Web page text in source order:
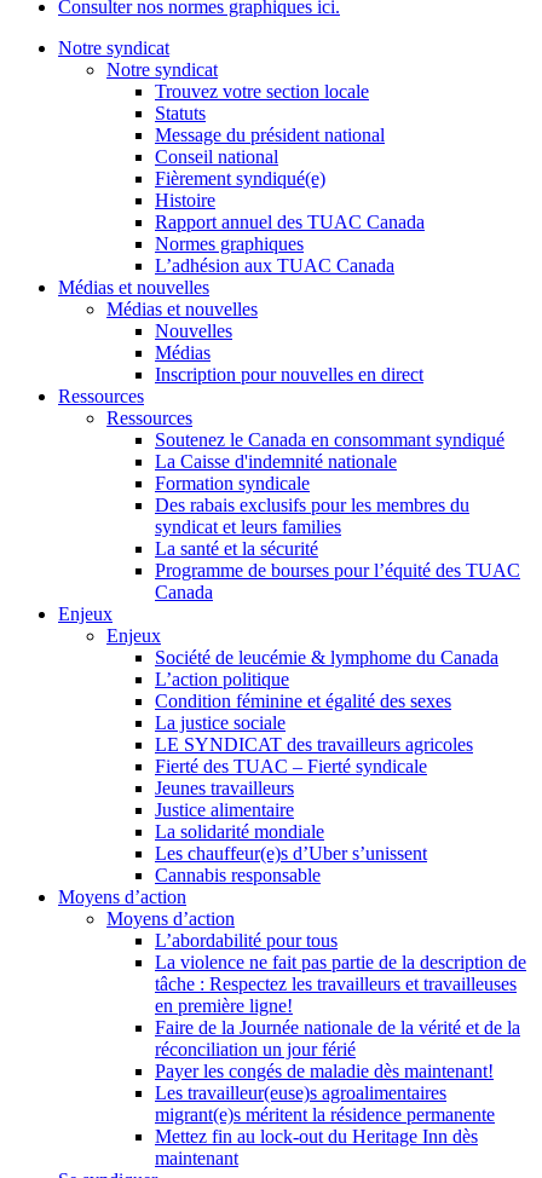
Consulter nos normes graphiques ici.
Notre syndicat
Notre syndicat
Trouvez votre section locale
Statuts
Message du président national
Conseil national
Fièrement syndiqué(e)
Histoire
Rapport annuel des TUAC Canada
Normes graphiques
L’adhésion aux TUAC Canada
Médias et nouvelles
Médias et nouvelles
Nouvelles
Médias
Inscription pour nouvelles en direct
Ressources
Ressources
Soutenez le Canada en consommant syndiqué
La Caisse d'indemnité nationale
Formation syndicale
Des rabais exclusifs pour les membres du
syndicat et leurs families
La santé et la sécurité
Programme de bourses pour l’équité des TUAC
Canada
Enjeux
Enjeux
Société de leucémie & lymphome du Canada
L’action politique
Condition féminine et égalité des sexes
La justice sociale
LE SYNDICAT des travailleurs agricoles
Fierté des TUAC – Fierté syndicale
Jeunes travailleurs
Justice alimentaire
La solidarité mondiale
Les chauffeur(e)s d’Uber s’unissent
Cannabis responsable
Moyens d’action
Moyens d’action
L’abordabilité pour tous
La violence ne fait pas partie de la description de
tâche : Respectez les travailleurs et travailleuses
en première ligne!
Faire de la Journée nationale de la vérité et de la
réconciliation un jour férié
Payer les congés de maladie dès maintenant!
Les travailleur(euse)s agroalimentaires
migrant(e)s méritent la résidence permanente
Mettez fin au lock-out du Heritage Inn dès
maintenant